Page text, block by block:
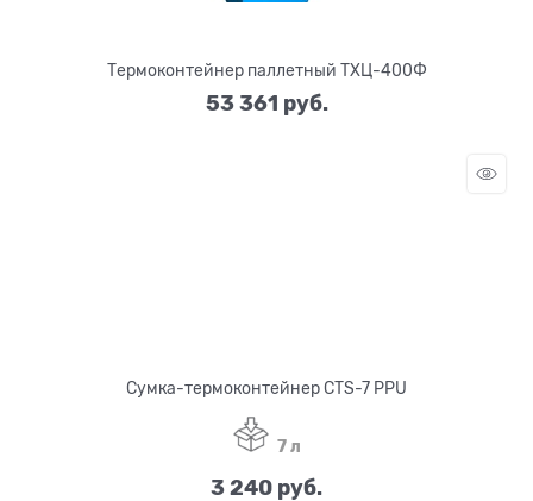
Термоконтейнер паллетный ТХЦ-400Ф
53 361 руб.
Сумка-термоконтейнер CTS-7 PPU
7 л
3 240 руб.